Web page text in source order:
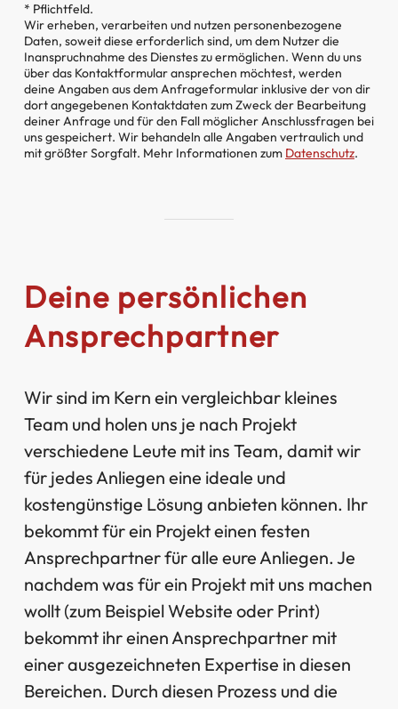
* Pflichtfeld.
Wir erheben, verarbeiten und nutzen personenbezogene
Daten, soweit diese erforderlich sind, um dem Nutzer die
Inanspruchnahme des Dienstes zu ermöglichen. Wenn du uns
über das Kontaktformular ansprechen möchtest, werden
deine Angaben aus dem Anfrageformular inklusive der von dir
dort angegebenen Kontaktdaten zum Zweck der Bearbeitung
deiner Anfrage und für den Fall möglicher Anschlussfragen bei
uns gespeichert. Wir behandeln alle Angaben vertraulich und
mit größter Sorgfalt. Mehr Informationen zum Datenschutz.
Deine persönlichen
Ansprechpartner
Wir sind im Kern ein vergleichbar kleines
Team und holen uns je nach Projekt
verschiedene Leute mit ins Team, damit wir
für jedes Anliegen eine ideale und
kostengünstige Lösung anbieten können. Ihr
bekommt für ein Projekt einen festen
Ansprechpartner für alle eure Anliegen. Je
nachdem was für ein Projekt mit uns machen
wollt (zum Beispiel Website oder Print)
bekommt ihr einen Ansprechpartner mit
einer ausgezeichneten Expertise in diesen
Bereichen. Durch diesen Prozess und die